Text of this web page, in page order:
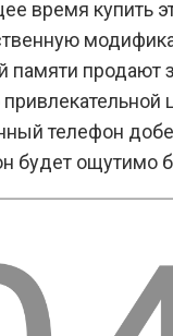
время купить
памяти продают
телефон
будет ощутимо